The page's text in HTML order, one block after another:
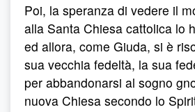
Poi, la speranza di vedere il
alla Santa Chiesa cattolica lo
ed allora, come Giuda, si è
sua vecchia fedeltà, la sua
per abbandonarsi al sogno
nuova Chiesa secondo lo